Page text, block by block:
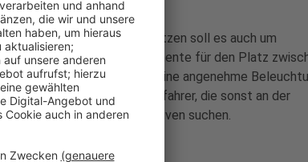
und mehr Fahrradabstellplätzen soll es auch um
verschiebbare Sitzelemente für den Platz
sollen 11 Lichtpunkte für eine angenehme
abgeschlossen sein. Autofahrer, die sonst an der
bis dahin teilweise Alternativen suchen.